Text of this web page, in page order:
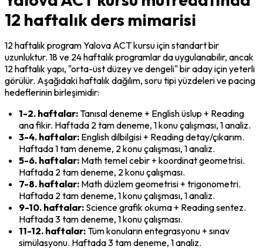
12 haftalık ders mimarisi
12 haftalık program Yalova ACT kursu için standart bir
uzunluktur. 18 ve 24 haftalık programlar da uygulanabilir, ancak
12 haftalık yapı, "orta-üst düzey ve dengeli" bir aday için yeterli
görülür. Aşağıdaki haftalık dağılım, soru tipi yüzdeleri ve pacing
hedeflerinin birleşimidir:
1-2. haftalar: Tanısal deneme + English üslup + Reading
ana fikir. Haftada 2 tam deneme, 1 konu çalışması, 1 analiz.
3-4. haftalar: English dilbilgisi + Reading detay/çıkarım.
Haftada 1 tam deneme, 2 konu çalışması, 1 analiz.
5-6. haftalar: Math temel cebir + koordinat geometrisi.
Haftada 2 tam deneme, 2 konu çalışması.
7-8. haftalar: Math düzlem geometrisi + trigonometri.
Haftada 2 tam deneme, 1 konu çalışması, 1 analiz.
9-10. haftalar: Science grafik okuma + Reading sentez.
Haftada 3 tam deneme, 1 konu çalışması.
11-12. haftalar: Tüm konuların entegrasyonu + sınav
simülasyonu. Haftada 3 tam deneme, 1 analiz.